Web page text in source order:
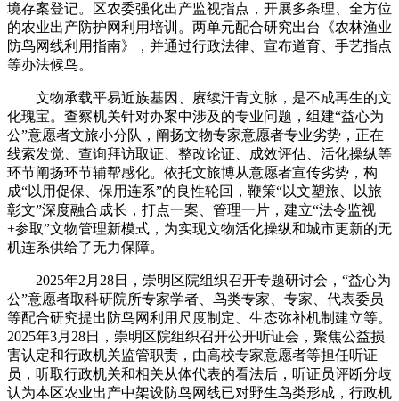
境存案登记。区农委强化出产监视指点，开展多条理、全方位
的农业出产防护网利用培训。两单元配合研究出台《农林渔业
防鸟网线利用指南》，并通过行政法律、宣布道育、手艺指点
等办法候鸟。
文物承载平易近族基因、赓续汗青文脉，是不成再生的文
化瑰宝。查察机关针对办案中涉及的专业问题，组建“益心为
公”意愿者文旅小分队，阐扬文物专家意愿者专业劣势，正在
线索发觉、查询拜访取证、整改论证、成效评估、活化操纵等
环节阐扬环节辅帮感化。依托文旅博从意愿者宣传劣势，构
成“以用促保、保用连系”的良性轮回，鞭策“以文塑旅、以旅
彰文”深度融合成长，打点一案、管理一片，建立“法令监视
+参取”文物管理新模式，为实现文物活化操纵和城市更新的无
机连系供给了无力保障。
2025年2月28日，崇明区院组织召开专题研讨会，“益心为
公”意愿者取科研院所专家学者、鸟类专家、专家、代表委员
等配合研究提出防鸟网利用尺度制定、生态弥补机制建立等。
2025年3月28日，崇明区院组织召开公开听证会，聚焦公益损
害认定和行政机关监管职责，由高校专家意愿者等担任听证
员，听取行政机关和相关从体代表的看法后，听证员评断分歧
认为本区农业出产中架设防鸟网线已对野生鸟类形成，行政机